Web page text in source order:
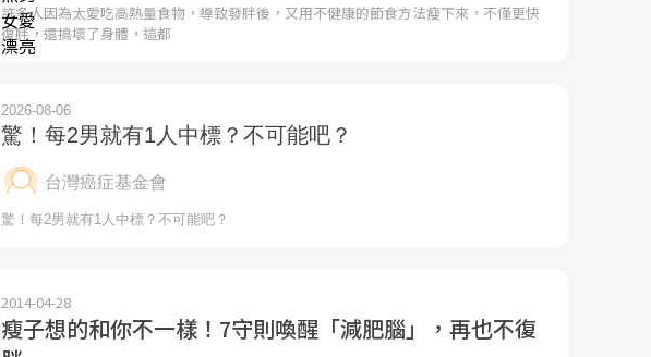
許多人因為太愛吃高熱量食物，導致發胖後，又用不健康的節食方法瘦下來，不僅更快
復胖，還搞壞了身體，這都
2014-04-28
瘦子想的和你不一樣！7守則喚醒「減肥腦」，再也不復